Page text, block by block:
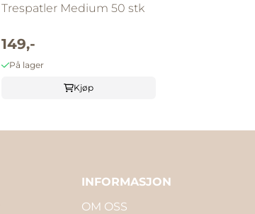
Trespatler Medium 50 stk
149,-
På lager
Kjøp
INFORMASJON
OM OSS